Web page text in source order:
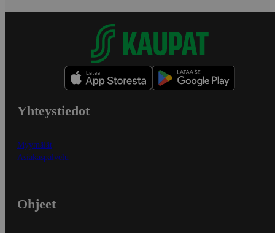
Yhteystiedot
Myymälät
Asiakaspalvelu
Ohjeet